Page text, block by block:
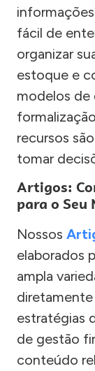
fácil de
organizar
estoque e
modelos de
recursos
tomar
Artigos:
para o Seu
Nossos
elaborados
ampla
diretamente
estratégias
de gestão
conteúdo